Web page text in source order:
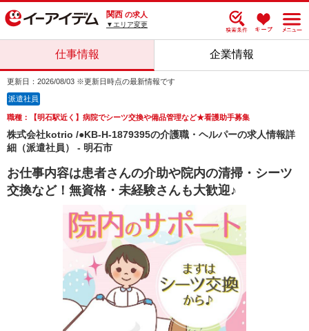
関西 の求人
▼エリア変更
仕事情報 企業情報
更新日：2026/08/03 ※更新日時点の最新情報です
派遣社員
職種：【明石駅近く】病院でシーツ交換や備品管理など★看護助手募集
株式会社kotrio /●KB-H-1879395の介護職・ヘルパーの求人情報詳
細（派遣社員） - 明石市
お仕事内容は患者さんの介助や院内の清掃・シーツ
交換など！無資格・未経験さんも大歓迎♪